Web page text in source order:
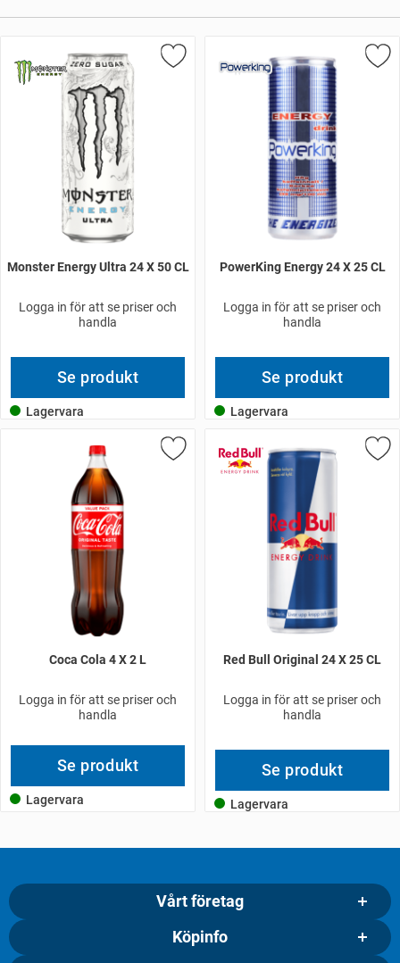
Monster Energy Ultra 24 X 50 CL
Logga in för att se priser och
handla
Se produkt
Lagervara
PowerKing Energy 24 X 25 CL
Logga in för att se priser och
handla
Se produkt
Lagervara
Coca Cola 4 X 2 L
Logga in för att se priser och
handla
Se produkt
Lagervara
Red Bull Original 24 X 25 CL
Logga in för att se priser och
handla
Se produkt
Lagervara
Vårt företag
Köpinfo